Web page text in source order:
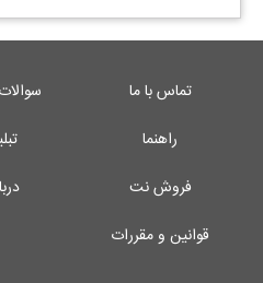
تماس با ما
راهنما
فروش نت
قوانین و مقررات